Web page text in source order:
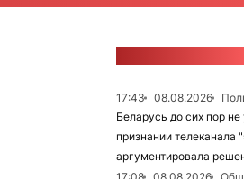
17:43 08.08.2026
Беларусь до сих пор
признании телеканала
аргументировала